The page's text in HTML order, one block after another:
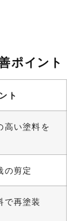
ポイント
ト
高い塗料を
の剪定
で再塗装